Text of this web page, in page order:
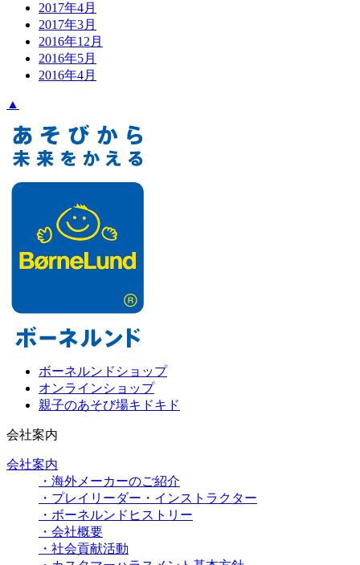
2017年4月
2017年3月
2016年12月
2016年5月
2016年4月
▲
ボーネルンドショップ
オンラインショップ
親子のあそび場キドキド
会社案内
会社案内
・海外メーカーのご紹介
・プレイリーダー・インストラクター
・ボーネルンドヒストリー
・会社概要
・社会貢献活動